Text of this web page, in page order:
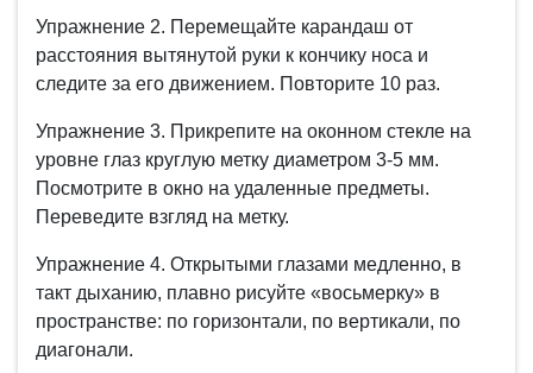
Упражнение 2. Перемещайте карандаш от
расстояния вытянутой руки к кончику носа и
следите за его движением. Повторите 10 раз.
Упражнение 3. Прикрепите на оконном стекле на
уровне глаз круглую метку диаметром 3-5 мм.
Посмотрите в окно на удаленные предметы.
Переведите взгляд на метку.
Упражнение 4. Открытыми глазами медленно, в
такт дыханию, плавно рисуйте «восьмерку» в
пространстве: по горизонтали, по вертикали, по
диагонали.